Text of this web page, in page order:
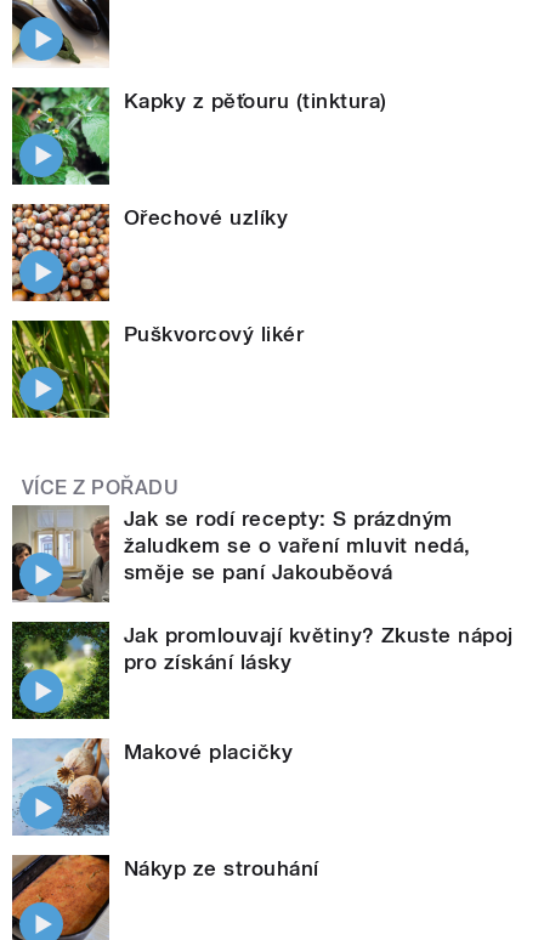
Kapky z pěťouru (tinktura)
Ořechové uzlíky
Puškvorcový likér
VÍCE Z POŘADU
Jak se rodí recepty: S prázdným
žaludkem se o vaření mluvit nedá,
směje se paní Jakouběová
Jak promlouvají květiny? Zkuste nápoj
pro získání lásky
Makové placičky
Nákyp ze strouhání